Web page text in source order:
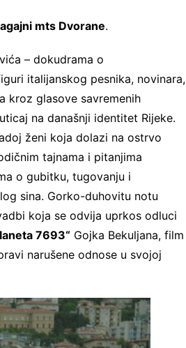
mts Dvorane.
– dokudrama o
italijanskog pesnika, novinara,
kroz glasove savremenih
na današnji identitet Rijeke.
ženi koja dolazi na ostrvo
tajnama i pitanjima
o gubitku, tugovanju i
sina. Gorko-duhovitu notu
koja se odvija uprkos odluci
7693“ Gojka Bekuljana, film
narušene odnose u svojoj